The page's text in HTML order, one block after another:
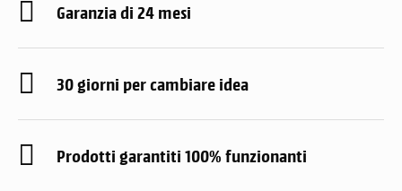
Garanzia di 24 mesi
30 giorni per cambiare idea
Prodotti garantiti 100% funzionanti